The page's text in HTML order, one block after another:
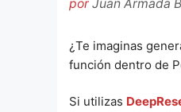
porJuan Armada
¿Te imaginas
función dentro de
Si utilizas